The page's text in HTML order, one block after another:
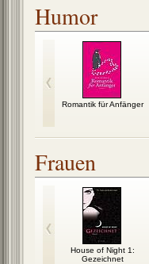
Humor
Romantik für Anfänger
Frauen
House of Night 1:
Gezeichnet